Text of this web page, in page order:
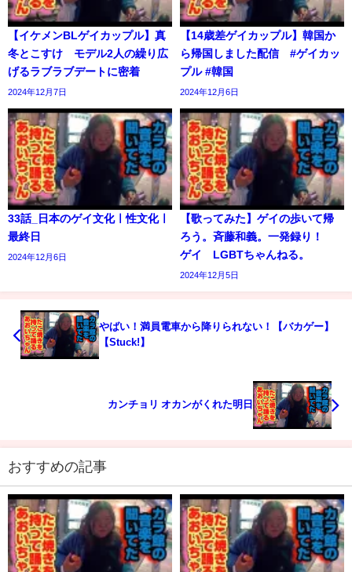
【イケメンBLゲイカップル】真
冬とこすけ モデル2人の繰り広
げるラブラブデートに密着
2024年12月7日
【14歳差ゲイカップル】韓国か
ら帰国しました配信 #ゲイカッ
プル #韓国
2024年12月6日
33話_日本のゲイ文化ㅣ性文化ㅣ
最終日
2024年12月6日
【歌ってみた】ゲイの歩いて帰
ろう。斉藤和義。一発録り！
ゲイ LGBTちゃんねる。
2024年12月5日
やばい！満員電車から降りられない！【バカゲー】
【Stuck!】
カンチョリ オカンがくれた明日
おすすめの記事